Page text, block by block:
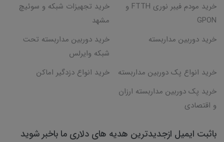
خرید مودم فیبر نوری FTTH و
GPON
خرید تجهیزات شبکه و سوئیچ
مشهد
خرید دوربین مداربسته
خرید دوربین مداربسته تحت
شبکه وایرلس
خرید انواع پک دوربین مداربسته
خرید انواع دزدگیر اماکن
خرید پک دوربین مداربسته ارزان
و اقتصادی
باثبت ایمیل ازجدیدترین هدیه های دلاری ما باخبر شوید